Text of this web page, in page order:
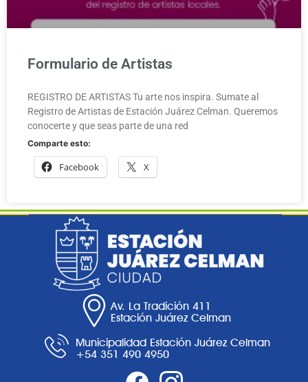
Formulario de Artistas
REGISTRO DE ARTISTAS Tu arte nos inspira. Sumate al
Registro de Artistas de Estación Juárez Celman. Queremos
conocerte y que seas parte de una red
Comparte esto:
Facebook X
Av. La Tradición 411
Estación Juárez Celman
Municipalidad Estación Juárez Celman
+54 351 490 4950